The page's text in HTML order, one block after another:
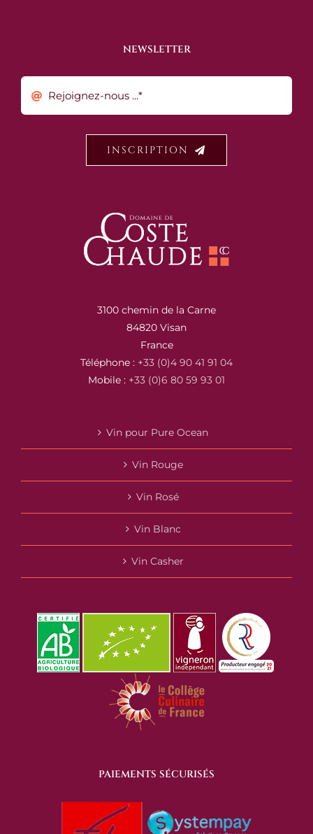
NEWSLETTER
INSCRIPTION
3100 chemin de la Carne
84820 Visan
France
Téléphone : +33 (0)4 90 41 91 04
Mobile : +33 (0)6 80 59 93 01
Vin pour Pure Ocean
Vin Rouge
Vin Rosé
Vin Blanc
Vin Casher
PAIEMENTS SÉCURISÉS